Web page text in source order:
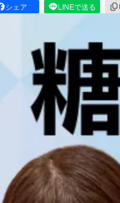
シェア LINEで送る